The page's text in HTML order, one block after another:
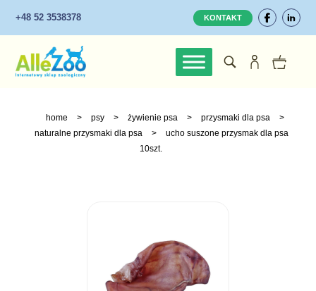
+48 52 3538378 KONTAKT
home > psy > żywienie psa > przysmaki dla psa
>
naturalne przysmaki dla psa
>
ucho suszone przysmak dla psa
10szt.